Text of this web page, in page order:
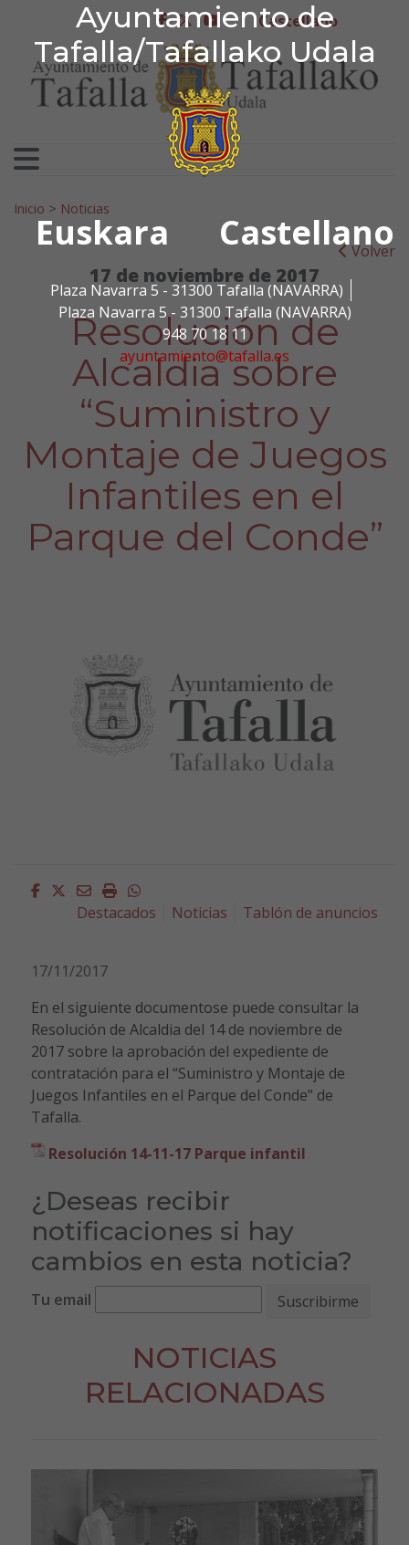
Ayuntamiento de
Tafalla/Tafallako Udala
Euskara Castellano
Plaza Navarra 5 - 31300 Tafalla (NAVARRA)
Plaza Navarra 5 - 31300 Tafalla (NAVARRA)
948 70 18 11
ayuntamiento@tafalla.es
Ir al contenido
Ayuntamiento de
facebook
twitter
youtubeCastellano
Search for:
Inicio > Noticias
Volver
17 de noviembre de 2017
Resolución de
Alcaldia sobre
“Suministro y
Montaje de Juegos
Infantiles en el
Parque del Conde”
Facebook
Twitter
EmailImprimirWhatsapp
Destacados
Noticias Tablón de anuncios
17/11/2017
En el siguiente documentose puede consultar la
Resolución de Alcaldia del 14 de noviembre de
2017 sobre la aprobación del expediente de
contratación para el “Suministro y Montaje de
Juegos Infantiles en el Parque del Conde” de
Tafalla.
Resolución 14-11-17 Parque infantil
¿Deseas recibir
notificaciones si hay
cambios en esta noticia?
Tu email
NOTICIAS
RELACIONADAS